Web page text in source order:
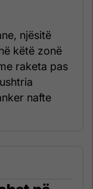
njësitë
këtë zonë
raketa pas
nafte